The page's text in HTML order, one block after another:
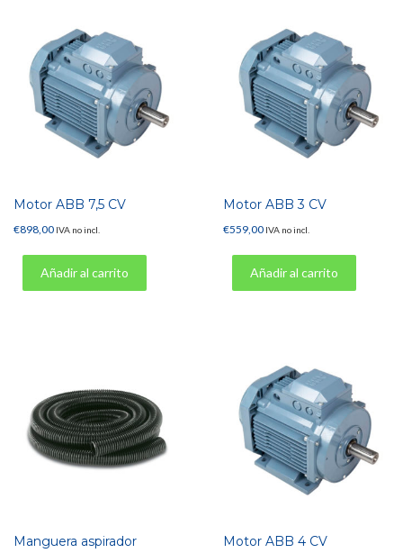
Motor ABB 7,5 CV
€898,00 IVA no incl.
Añadir al carrito
Motor ABB 3 CV
€559,00 IVA no incl.
Añadir al carrito
Manguera aspirador
Motor ABB 4 CV